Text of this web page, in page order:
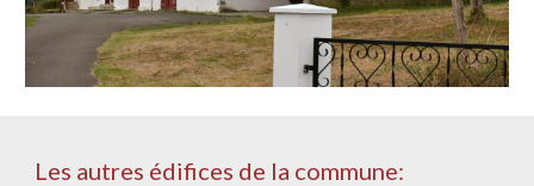
Les autres édifices de la commune: